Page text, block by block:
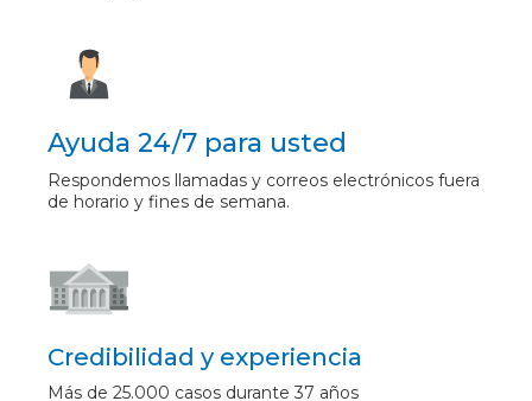
Ayuda 24/7 para usted
Respondemos llamadas y correos electrónicos fuera
de horario y fines de semana.
Credibilidad y experiencia
Más de 25.000 casos durante 37 años